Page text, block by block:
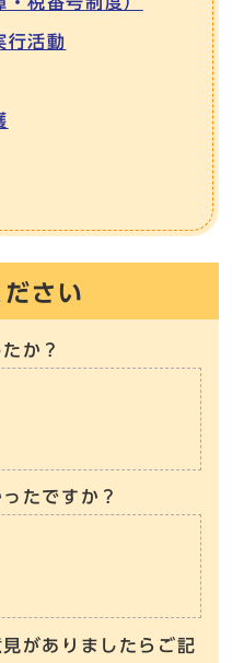
行活動
さい
か？
たですか？
がありましたらご記